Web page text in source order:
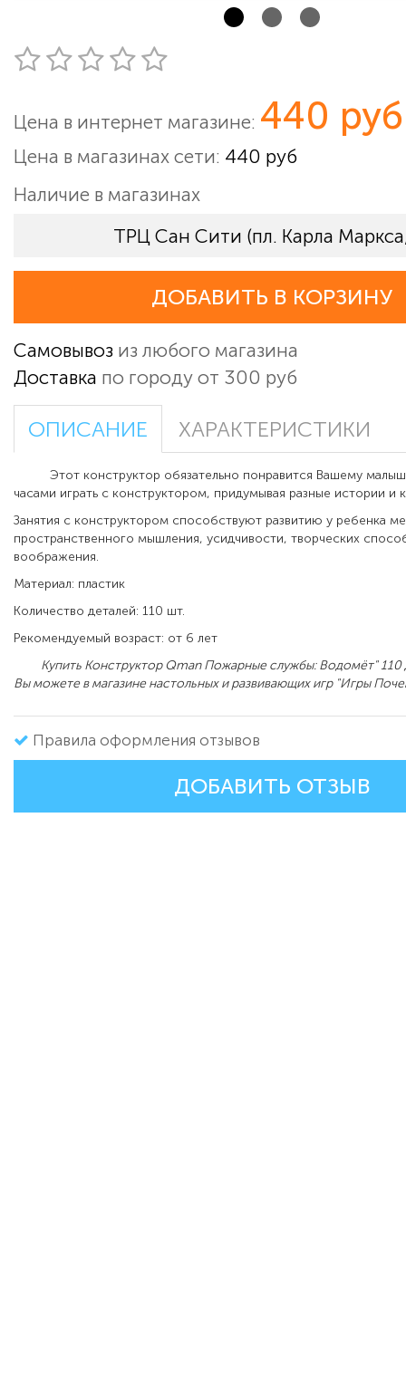
Цена в интернет магазине: 440 руб
Цена в магазинах сети: 440 руб
Наличие в магазинах
ТРЦ Сан Сити (пл. Карла
ДОБАВИТЬ В КОРЗИНУ
Самовывоз из любого магазина
Доставка по городу от 300 руб
ОПИСАНИЕ ХАРАКТЕРИСТИКИ
Этот конструктор обязательно понравится Вашему
часами играть с конструктором, придумывая разные истории и
Занятия с конструктором способствуют развитию у ребенка
пространственного мышления, усидчивости, творческих
воображения.
Материал: пластик
Количество деталей: 110 шт.
Рекомендуемый возраст: от 6 лет
Купить Конструктор Qman Пожарные службы: Водомёт" 110
Вы можете в магазине настольных и развивающих игр "Игры
Правила оформления отзывов
ДОБАВИТЬ ОТЗЫВ